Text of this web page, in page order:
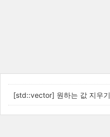
[std::vector] 원하는 값 지우기